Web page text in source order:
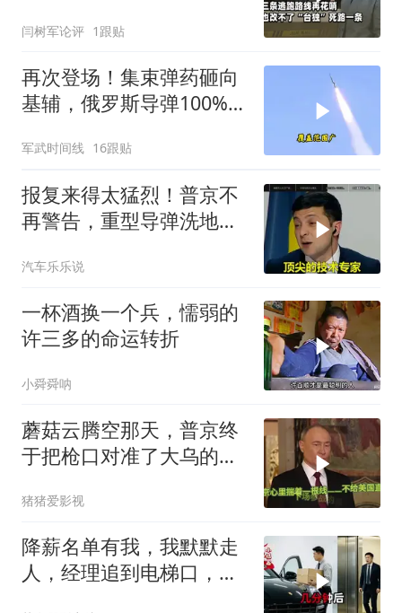
闫树军论评 1跟贴
再次登场！集束弹药砸向
基辅，俄罗斯导弹100%突
代！
军武时间线 16跟贴
报复来得太猛烈！普京不
再警告，重型导弹洗地，
汽车乐乐说
一杯酒换一个兵，懦弱的
许三多的命运转折
小舜舜呐
蘑菇云腾空那天，普京终
于把枪口对准了大乌的军
猪猪爱影视
降薪名单有我，我默默走
人，经理追到电梯口，见